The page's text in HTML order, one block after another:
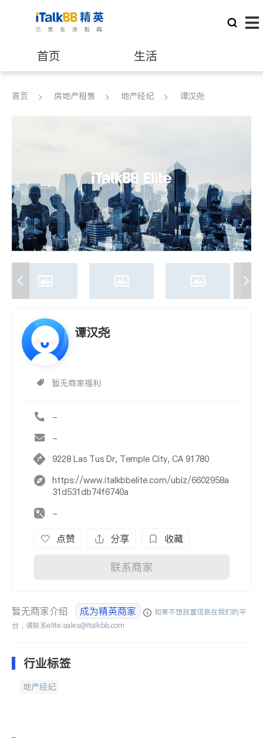
首页 生活
医生 律师
养老 非盈利组织
首页 房地产租售 地产经纪 谭汉尧
谭汉尧
暂无商家福利
-
-
9228 Las Tus Dr, Temple City, CA 91780
https://www.italkbbelite.com/ubiz/6602958a
31d531db74f6740a
-
点赞 分享 收藏
联系商家
暂无商家介绍 成为精英商家
如果不想放置信息在我们的平
台，请联系elite.sales@italkbb.com
行业标签
地产经纪